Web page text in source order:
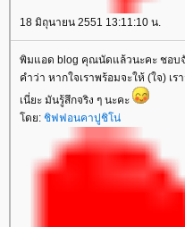
18 มิถุนายน 2551 13:11:10 น.
พิมแอด blog คุณนัดแล้วนะคะ ชอบ
คำว่า หากใจเราพร้อมจะให้ (ใจ) เร
เนี่ยะ มันรู้สึกจริง ๆ นะคะ
ดย: ชิฟฟอนคาปูชิโน่